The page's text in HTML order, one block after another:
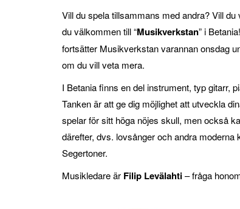
Vill du spela tillsammans med andra? Vill
du välkommen till “Musikverkstan” i
fortsätter Musikverkstan varannan onsdag
om du vill veta mera.
I Betania finns en del instrument, typ gitarr,
Tanken är att ge dig möjlighet att utveckla
spelar för sitt höga nöjes skull, men också
därefter, dvs. lovsånger och andra
Segertoner.
Musikledare är Filip Levälahti– fråga